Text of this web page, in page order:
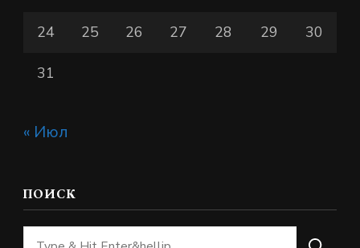
24 25 26 27 28 29 30
31
« Июл
ПОИСК
Ищите